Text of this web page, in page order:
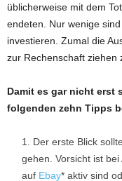
üblicherweise mit dem
endeten. Nur wenige
investieren. Zumal die
zur Rechenschaft ziehen
Damit es gar nicht erst
folgenden zehn Tipps
Der erste Blick
gehen. Vorsicht ist
auf Ebay* aktiv sind